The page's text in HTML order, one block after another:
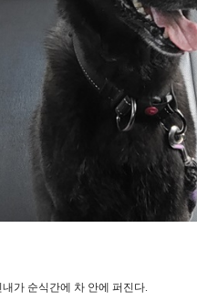
가 순식간에 차 안에 퍼진다.